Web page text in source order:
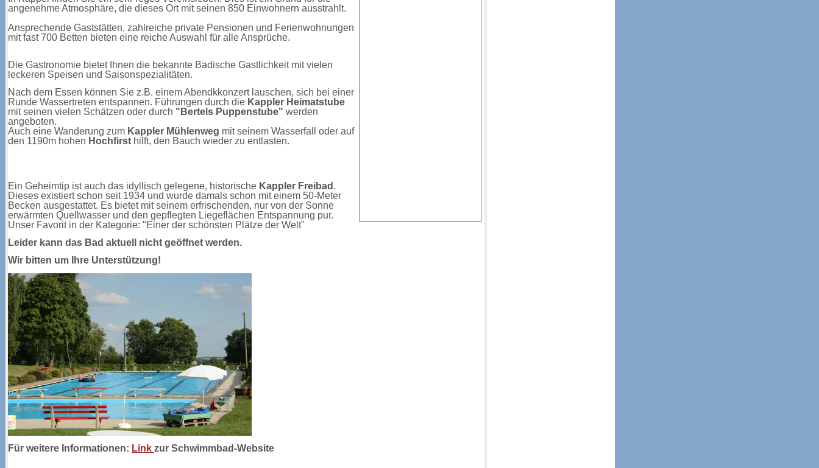
angenehme Atmosphäre, die dieses Ort mit seinen 850 Einwohnern ausstrahlt.
Ansprechende Gaststätten, zahlreiche private Pensionen und Ferienwohnungen
mit fast 700 Betten bieten eine reiche Auswahl für alle Ansprüche.
Die Gastronomie bietet Ihnen die bekannte Badische Gastlichkeit mit vielen
leckeren Speisen und Saisonspezialitäten.
Nach dem Essen können Sie z.B. einem Abendkkonzert lauschen, sich bei einer
Runde Wassertreten entspannen. Führungen durch die Kappler Heimatstube
mit seinen vielen Schätzen oder durch "Bertels Puppenstube" werden
angeboten.
Auch eine Wanderung zum Kappler Mühlenweg mit seinem Wasserfall oder auf
den 1190m hohen Hochfirst hilft, den Bauch wieder zu entlasten.
Ein Geheimtip ist auch das idyllisch gelegene, historische Kappler Freibad .
Dieses existiert schon seit 1934 und wurde damals schon mit einem 50-Meter
Becken ausgestattet. Es bietet mit seinem erfrischenden, nur von der Sonne
erwärmten Quellwasser und den gepflegten Liegeflächen Entspannung pur.
Unser Favorit in der Kategorie: "Einer der schönsten Plätze der Welt"
Leider kann das Bad aktuell nicht geöffnet werden.
Wir bitten um Ihre Unterstützung!
Für weitere Informationen: Link zur Schwimmbad-Website